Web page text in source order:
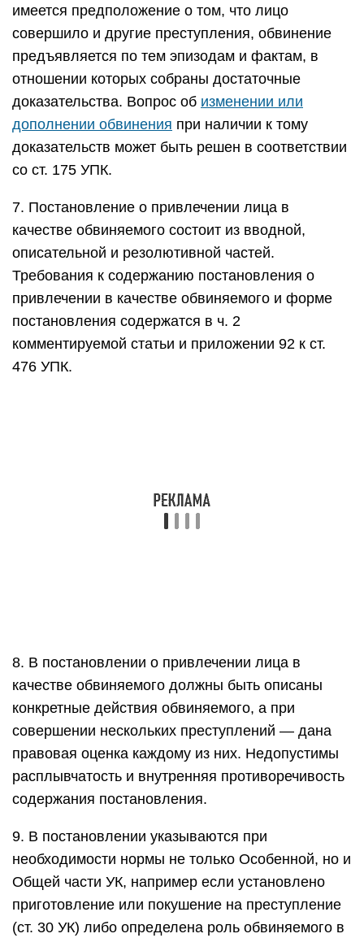
имеется предположение о том, что лицо
совершило и другие преступления, обвинение
предъявляется по тем эпизодам и фактам, в
отношении которых собраны достаточные
доказательства. Вопрос об изменении или
дополнении обвинения при наличии к тому
доказательств может быть решен в соответствии
со ст. 175 УПК.
7. Постановление о привлечении лица в
качестве обвиняемого состоит из вводной,
описательной и резолютивной частей.
Требования к содержанию постановления о
привлечении в качестве обвиняемого и форме
постановления содержатся в ч. 2
комментируемой статьи и приложении 92 к ст.
476 УПК.
8. В постановлении о привлечении лица в
качестве обвиняемого должны быть описаны
конкретные действия обвиняемого, а при
совершении нескольких преступлений — дана
правовая оценка каждому из них. Недопустимы
расплывчатость и внутренняя противоречивость
содержания постановления.
9. В постановлении указываются при
необходимости нормы не только Особенной, но и
Общей части УК, например если установлено
приготовление или покушение на преступление
(ст. 30 УК) либо определена роль обвиняемого в